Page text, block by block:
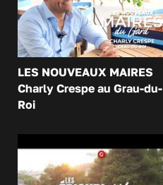
LES NOUVEAUX MAIRES
Charly Crespe au Grau-du-
Roi